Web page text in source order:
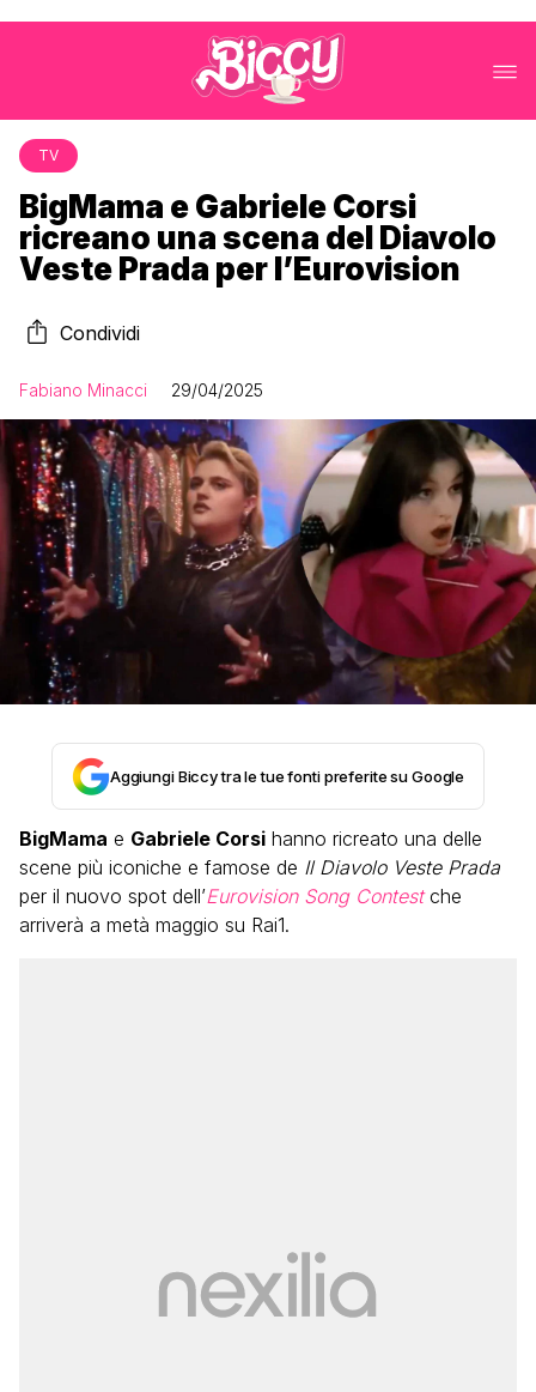
TV
BigMama e Gabriele Corsi
ricreano una scena del Diavolo
Veste Prada per l’Eurovision
Condividi
Fabiano Minacci 29/04/2025
Aggiungi Biccy tra le tue fonti preferite su Google
BigMama e Gabriele Corsi hanno ricreato una delle
scene più iconiche e famose de Il Diavolo Veste Prada
per il nuovo spot dell’Eurovision Song Contestche
arriverà a metà maggio su Rai1.